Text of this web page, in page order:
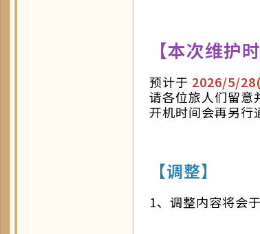
【本次维护时
预计于 2026/5/
请各位旅人们留意
开机时间会再另行
【调整】
1、调整内容将会